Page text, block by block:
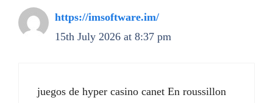
https://imsoftware.im/
15th July 2026 at 8:37 pm
juegos de hyper casino canet En roussillon